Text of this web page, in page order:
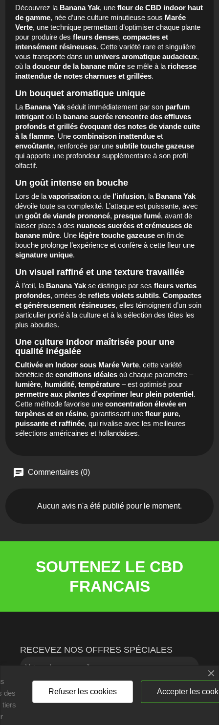
Découvrez la Banana Yak, une fleur de CBD indoor haut
de gamme, née d’une culture minutieuse sous Marée
Verte, une technique permettant d’optimiser chaque plante
pour produire des fleurs denses,compactes et
intensément résineuses. Cette variété rare et singulière
vous transporte dans un univers aromatique audacieux,
où la douceur de la banane mûre se mêle à la richesse
inattendue de notes charnues et grillées.
Un bouquet aromatique unique
La Banana Yak séduit immédiatement par son parfum
intrigant où la banane sucrée rencontre des effluves
profonds et grillés évoquant des notes de viande cuite
à la flamme. Unecombinaison inattendue et
envoûtante, renforcée par unesubtile touche gazeuse
qui apporte une profondeur supplémentaire à son profil
olfactif.
Un goût intense en bouche
Lors de lavaporisation ou de l’infusion, la Banana Yak
dévoile toute sa complexité. L’attaque est puissante, avec
ungoût de viande prononcé, presque fumé, avant de
laisser place à des nuances sucrées et crémeuses de
banane mûre. Une légère touche gazeuse en fin de
bouche prolonge l’expérience et confère à cette fleur une
signature unique.
Un visuel raffiné et une texture travaillée
À l’œil, la Banana Yak se distingue par ses fleurs vertes
profondes, ornées de reflets violets subtils. Compactes
et généreusement résineuses, elles témoignent d’un soin
particulier porté à la culture et à la sélection des têtes les
plus abouties.
Une culture Indoor maîtrisée pour une
qualité inégalée
Cultivée en Indoor sous Marée Verte, cette variété
bénéficie deconditions idéales où chaque paramètre –
lumière, humidité, température – est optimisé pour
permettre aux plantes d’exprimer leur plein potentiel.
Cette méthode favorise uneconcentration élevée en
terpènes et en résine, garantissant une fleur pure,
puissante et raffinée, qui rivalise avec les meilleures
sélections américaines et hollandaises.
Commentaires (0)
Aucun avis n'a été publié pour le moment.
SOUTENEZ LE CBD
FRANCAIS
RECEVEZ NOS OFFRES SPÉCIALES
des
tiers
Accepter les
Refuser les cookies